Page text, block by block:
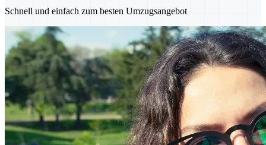
Schnell und einfach zum besten Umzugsangebot